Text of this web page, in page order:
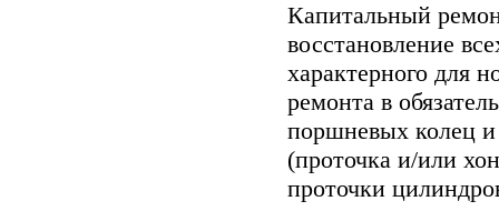
Капитальный
восстановление
характерного для
ремонта в
поршневых колец и
(проточка и/или
проточки